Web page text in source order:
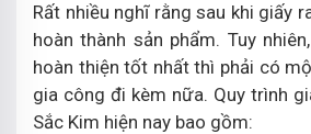
Rất nhiều nghĩ rằng sau khi giấy
hoàn thành sản phẩm. Tuy
hoàn thiện tốt nhất thì phải có
gia công đi kèm nữa. Quy trình
Sắc Kim hiện nay bao gồm: